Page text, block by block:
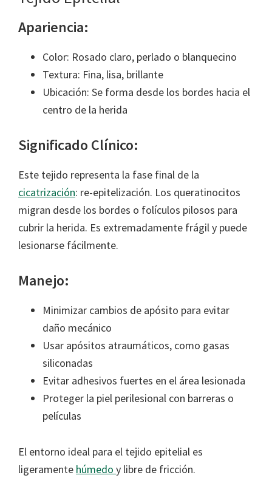
Apariencia:
Color: Rosado claro, perlado o blanquecino
Textura: Fina, lisa, brillante
Ubicación: Se forma desde los bordes hacia el
centro de la herida
Significado Clínico:
Este tejido representa la fase final de la
cicatrización: re-epitelización. Los queratinocitos
migran desde los bordes o folículos pilosos para
cubrir la herida. Es extremadamente frágil y puede
lesionarse fácilmente.
Manejo:
Minimizar cambios de apósito para evitar
daño mecánico
Usar apósitos atraumáticos, como gasas
siliconadas
Evitar adhesivos fuertes en el área lesionada
Proteger la piel perilesional con barreras o
películas
El entorno ideal para el tejido epitelial es
ligeramente húmedo y libre de fricción.